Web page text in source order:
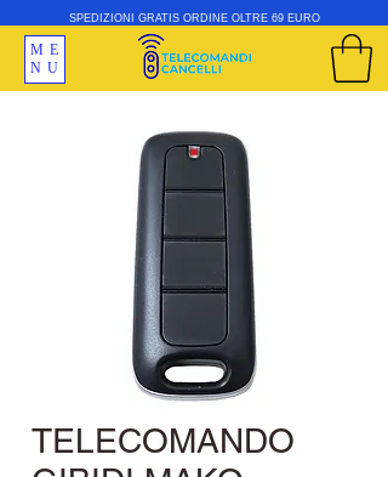
ME
NU
SPEDIZIONI GRATIS ORDINE OLTRE 69 EURO
TELECOMANDO